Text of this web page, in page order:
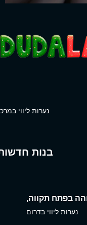
נערות ליווי
בנות
בפתח תקווה,
נערות ליווי בדרום